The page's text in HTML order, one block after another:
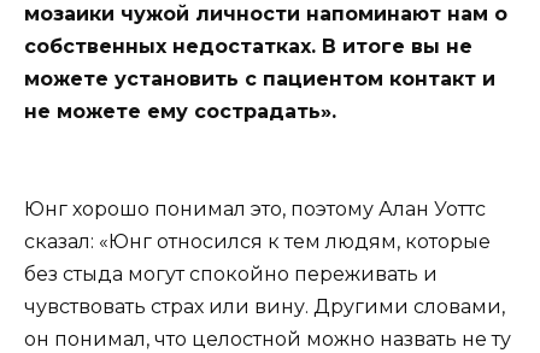
мозаики чужой личности напоминают нам о
собственных недостатках. В итоге вы не
можете установить с пациентом контакт и
не можете ему сострадать».
Юнг хорошо понимал это, поэтому Алан Уоттс
сказал: «Юнг относился к тем людям, которые
без стыда могут спокойно переживать и
чувствовать страх или вину. Другими словами,
он понимал, что целостной можно назвать не ту